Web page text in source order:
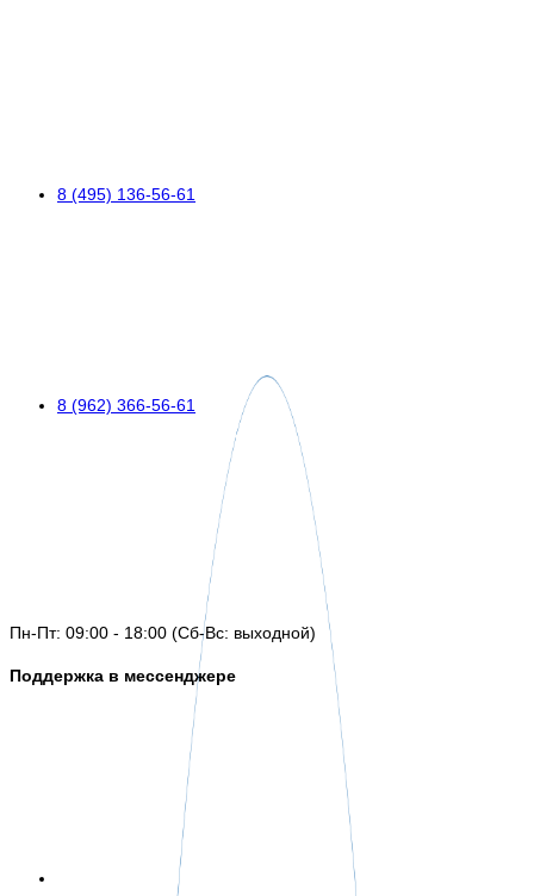
8 (495) 136-56-61
8 (962) 366-56-61
Пн-Пт: 09:00 - 18:00 (Сб-Вс: выходной)
Поддержка в мессенджере